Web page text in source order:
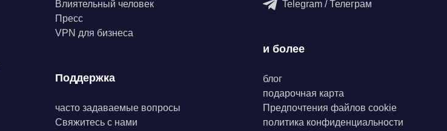
Влиятельный человек
Пресс
VPN для бизнеса
Поддержка
часто задаваемые вопросы
Свяжитесь с нами
Telegram / Телеграм
и более
блог
подарочная карта
Предпочтения файлов cookie
политика конфиденциальности